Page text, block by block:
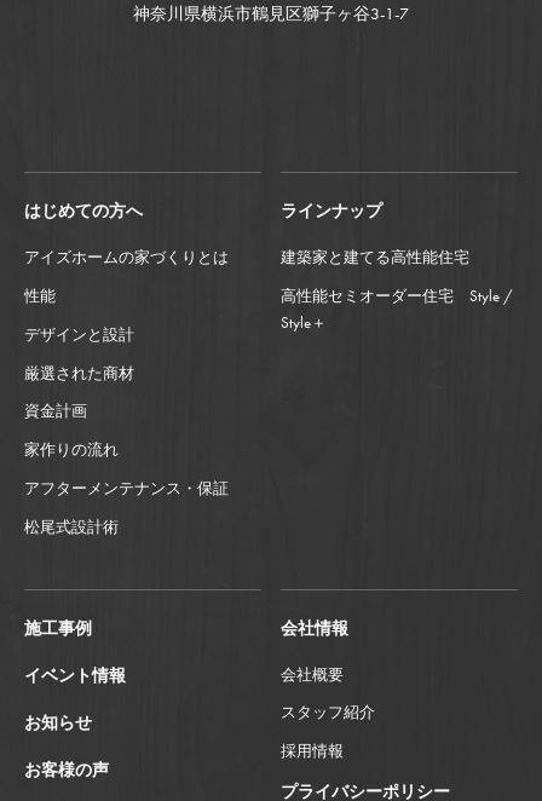
神奈川県横浜市鶴見区獅子ヶ谷3-1-7
はじめての方へ
アイズホームの家づくりとは
性能
デザインと設計
厳選された商材
資金計画
家作りの流れ
アフターメンテナンス・保証
松尾式設計術
ラインナップ
建築家と建てる高性能住宅
高性能セミオーダー住宅 Style /
Style＋
施工事例
イベント情報
お知らせ
お客様の声
会社情報
会社概要
スタッフ紹介
採用情報
プライバシーポリシー